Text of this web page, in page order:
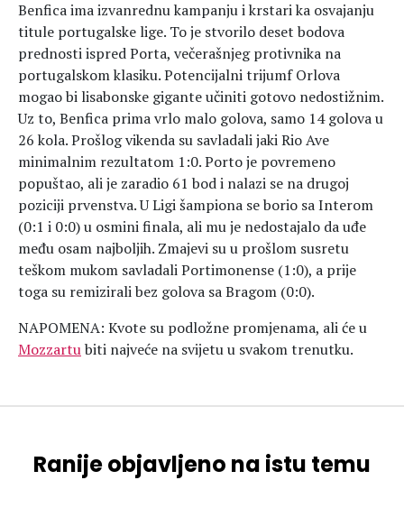
Benfica ima izvanrednu kampanju i krstari ka osvajanju
titule portugalske lige. To je stvorilo deset bodova
prednosti ispred Porta, večerašnjeg protivnika na
portugalskom klasiku. Potencijalni trijumf Orlova
mogao bi lisabonske gigante učiniti gotovo nedostižnim.
Uz to, Benfica prima vrlo malo golova, samo 14 golova u
26 kola. Prošlog vikenda su savladali jaki Rio Ave
minimalnim rezultatom 1:0. Porto je povremeno
popuštao, ali je zaradio 61 bod i nalazi se na drugoj
poziciji prvenstva. U Ligi šampiona se borio sa Interom
(0:1 i 0:0) u osmini finala, ali mu je nedostajalo da uđe
među osam najboljih. Zmajevi su u prošlom susretu
teškom mukom savladali Portimonense (1:0), a prije
toga su remizirali bez golova sa Bragom (0:0).
NAPOMENA: Kvote su podložne promjenama, ali će u
Mozzartubiti najveće na svijetu u svakom trenutku.
Ranije objavljeno na istu temu